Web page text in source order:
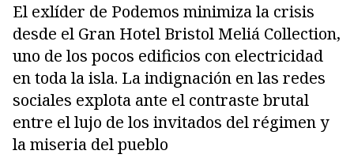
El exlíder de Podemos minimiza la crisis
desde el Gran Hotel Bristol Meliá Collection,
uno de los pocos edificios con electricidad
en toda la isla. La indignación en las redes
sociales explota ante el contraste brutal
entre el lujo de los invitados del régimen y
la miseria del pueblo